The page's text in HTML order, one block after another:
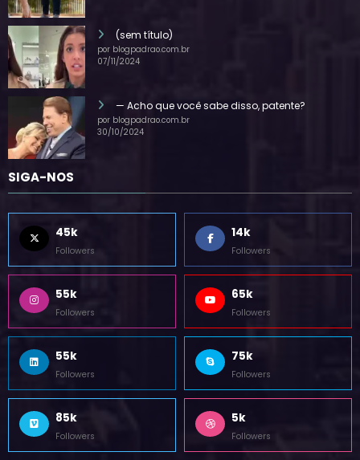
(sem título)
por blogpadrao.com.br
— Acho que você sabe disso, patente?
por blogpadrao.com.br
SIGA-NOS
45k
Followers
14k
Followers
55k
Followers
65k
Followers
55k
Followers
75k
Followers
85k
Followers
5k
Followers